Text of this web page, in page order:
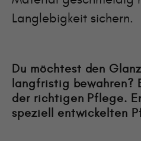
Langlebigkeit sichern.
Du möchtest den
langfristig bewahren?
der richtigen Pflege.
speziell entwickelten